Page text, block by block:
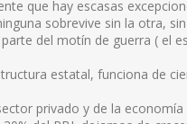
que hay escasas
sobrevive sin la otra,
del motín de guerra ( el
estatal, funciona de
privado y de la